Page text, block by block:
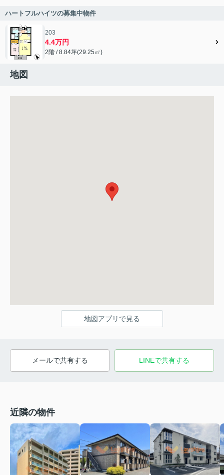
ハートフルハイツの募集中物件
203
4.4万円
2階 / 8.84坪(29.25㎡)
地図
地図アプリで見る
メールで共有する LINEで共有する
近隣の物件